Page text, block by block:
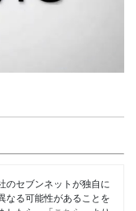
のセブンネットが独自に
なる可能性があることを